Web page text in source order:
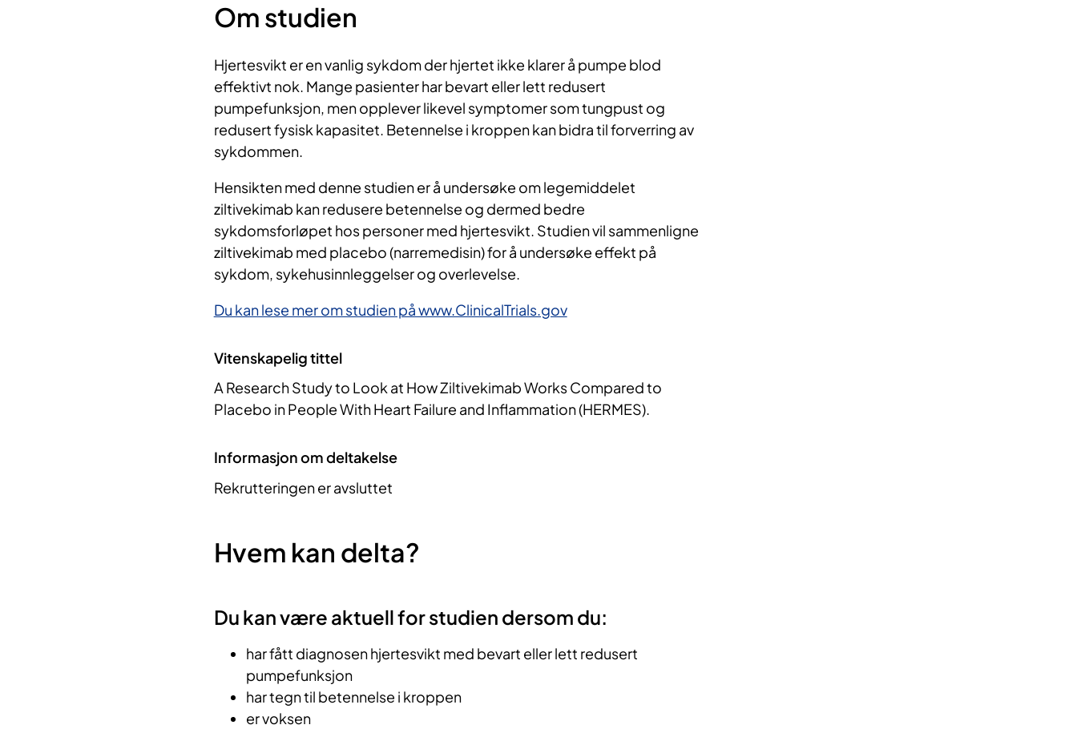
Om studien
Hjertesvikt er en vanlig sykdom der hjertet ikke klarer å pumpe blod
effektivt nok. Mange pasienter har bevart eller lett redusert
pumpefunksjon, men opplever likevel symptomer som tungpust og
redusert fysisk kapasitet. Betennelse i kroppen kan bidra til forverring av
sykdommen.
Hensikten med denne studien er å undersøke om legemiddelet
ziltivekimab kan redusere betennelse og dermed bedre
sykdomsforløpet hos personer med hjertesvikt. Studien vil sammenligne
ziltivekimab med placebo (narremedisin) for å undersøke effekt på
sykdom, sykehusinnleggelser og overlevelse.
Du kan lese mer om studien på www.ClinicalTrials.gov
Vitenskapelig tittel
A Research Study to Look at How Ziltivekimab Works Compared to
Placebo in People With Heart Failure and Inflammation (HERMES).
Informasjon om deltakelse
Rekrutteringen er avsluttet
Hvem kan delta?
Du kan være aktuell for studien dersom du:
har fått diagnosen hjertesvikt med bevart eller lett redusert
pumpefunksjon
har tegn til betennelse i kroppen
er voksen